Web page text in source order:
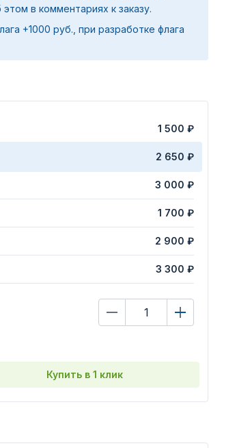
этом в комментариях к заказу.
+1000 руб., при разработке флага
1 500 ₽
2 650 ₽
3 000 ₽
1 700 ₽
2 900 ₽
3 300 ₽
Купить в 1 клик